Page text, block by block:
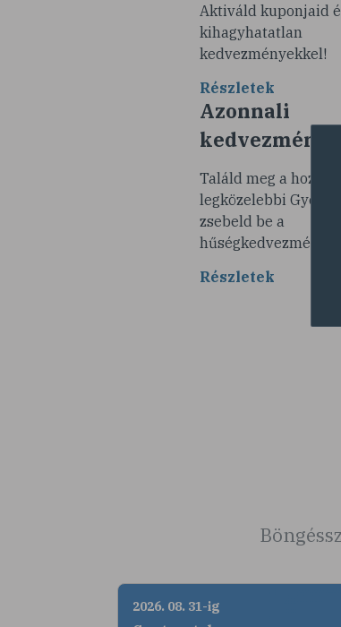
Aktiváld kuponjaid
kihagyhatatlan
kedvezményekkel!
Részletek
Azonnali
kedvezmények
Találd meg a hozzád
legközelebbi
zsebeld be a
Részletek
2026. 08. 31-ig